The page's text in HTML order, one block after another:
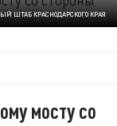
ШТАБ КРАСНОДАРСКОГО КРАЯ
мосту со